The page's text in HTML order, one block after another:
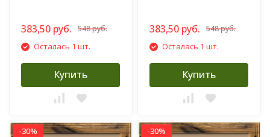
383,50 руб. 548 руб.
Осталась 1 шт.
Купить
383,50 руб. 548 руб.
Осталась 1 шт.
Купить
-30% -30%